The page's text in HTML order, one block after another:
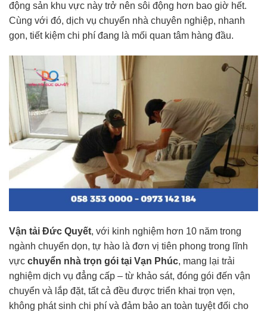
động sản khu vực này trở nên sôi động hơn bao giờ hết.
Cùng với đó, dịch vụ chuyển nhà chuyên nghiệp, nhanh
gọn, tiết kiệm chi phí đang là mối quan tâm hàng đầu.
Vận tải Đức Quyết, với kinh nghiệm hơn 10 năm trong
ngành chuyển dọn, tự hào là đơn vị tiên phong trong lĩnh
vực chuyển nhà trọn gói tại Vạn Phúc, mang lại trải
nghiệm dịch vụ đẳng cấp – từ khảo sát, đóng gói đến vận
chuyển và lắp đặt, tất cả đều được triển khai trọn vẹn,
không phát sinh chi phí và đảm bảo an toàn tuyệt đối cho